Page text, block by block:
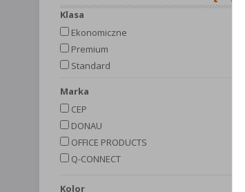
Klasa
Ekonomiczne
Premium
Standard
Marka
CEP
DONAU
OFFICE PRODUCTS
Q-CONNECT
kolor